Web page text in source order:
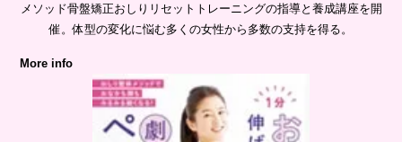
メソッド骨盤矯正おしりリセットトレーニングの指導と養成講座を開
催。体型の変化に悩む多くの女性から多数の支持を得る。
More info